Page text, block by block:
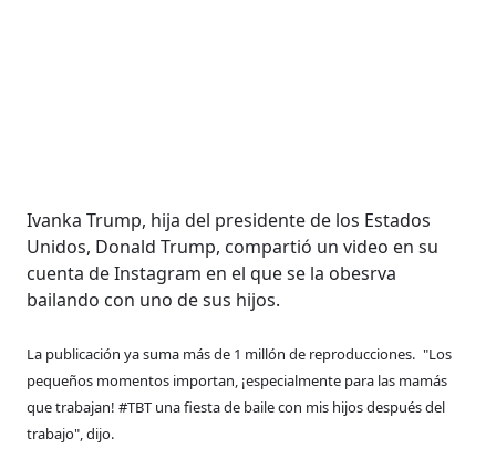
Ivanka Trump, hija del presidente de los Estados
Unidos, Donald Trump, compartió un video en su
cuenta de Instagram en el que se la obesrva
bailando con uno de sus hijos.
La publicación ya suma más de 1 millón de reproducciones. "Los
pequeños momentos importan, ¡especialmente para las mamás
que trabajan! #TBT una fiesta de baile con mis hijos después del
trabajo", dijo.